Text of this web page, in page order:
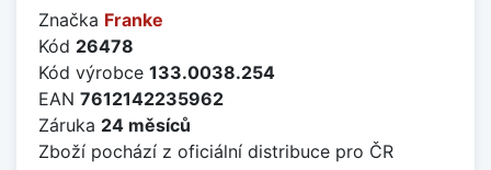
Značka Franke
Kód 26478
Kód výrobce 133.0038.254
EAN 7612142235962
Záruka 24 měsíců
Zboží pochází z oficiální distribuce pro ČR